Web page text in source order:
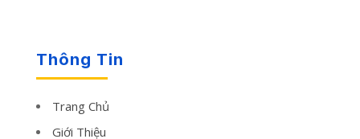
Thông Tin
Trang Chủ
Giới Thiệu